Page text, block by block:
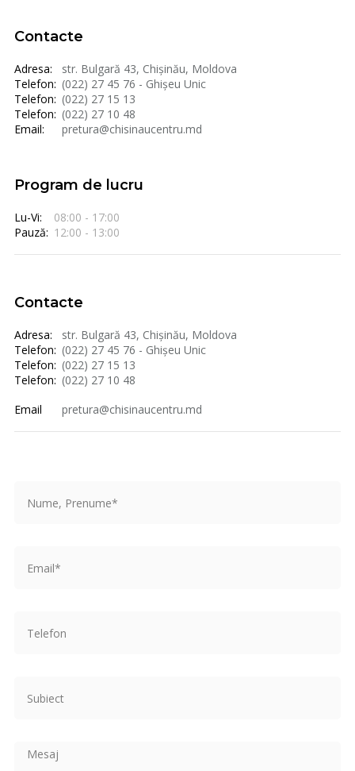
Contacte
Adresa:
str. Bulgară 43, Chișinău, Moldova
Telefon: (022) 27 45 76 - Ghișeu Unic
Telefon: (022) 27 15 13
Telefon: (022) 27 10 48
Email:
pretura@chisinaucentru.md
Program de lucru
Lu-Vi:
08:00 - 17:00
Pauză: 12:00 - 13:00
Contacte
Adresa:
str. Bulgară 43, Chișinău, Moldova
Telefon: (022) 27 45 76 - Ghișeu Unic
Telefon: (022) 27 15 13
Telefon: (022) 27 10 48
Email
pretura@chisinaucentru.md